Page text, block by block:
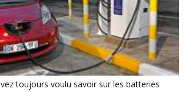
toujours voulu savoir sur les batteries